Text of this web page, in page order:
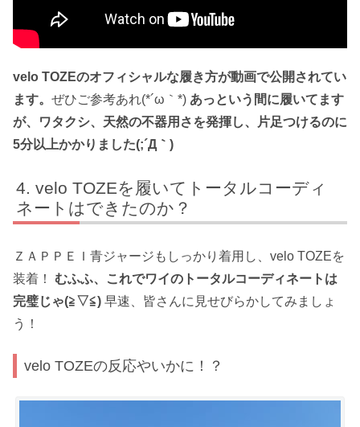
velo TOZEのオフィシャルな履き方が動画で公開されてい
ます。 ぜひご参考あれ(*´ω｀*) あっという間に履いてます
が、ワタクシ、天然の不器用さを発揮し、片足つけるのに
5分以上かかりました(;´Д｀)
velo TOZEを履いてトータルコーディ
ネートはできたのか？
ＺＡＰＰＥＩ青ジャージもしっかり着用し、velo TOZEを
装着！ むふふ、これでワイのトータルコーディネートは
完璧じゃ(≧▽≦) 早速、皆さんに見せびらかしてみましょ
う！
velo TOZEの反応やいかに！？